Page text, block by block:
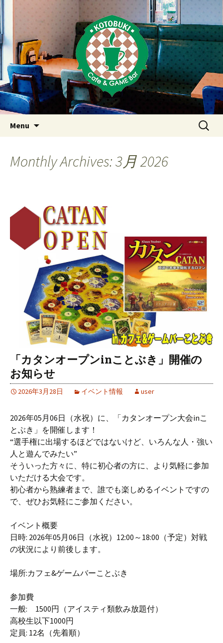
東京・西荻窪・上井草・上石神
井のカフェ＆ゲームバーこと
ぶき
Just another WordPress site
Menu
検
索:
Monthly Archives: 3月 2026
「カタンオープンinことぶき」開催の
お知らせ
2026年3月28日 イベント情報 user
2026年05月06日（水祝）に、「カタンオープン大会inこ
とぶき」を開催します！
“選手権に出場するほどではないけど、いろんな人・強い
人と遊んでみたい”
そういった方々に、特に初心者の方に、より気軽に参加
いただける大会です。
初心者から熟練者まで、誰でも楽しめるイベントですの
で、ぜひお気軽にご参加ください。
イベント概要
日時: 2026年05月06日（水祝）12:00～18:00（予定）対戦
の状況により前後します。
場所:カフェ&ゲームバーことぶき
参加費
一般: 1500円（アイスティ類飲み放題付）
高校生以下1000円
定員: 12名（先着順）